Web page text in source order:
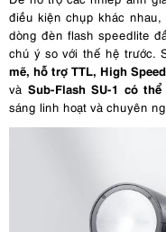
điều kiện chụp khác
dòng đèn flash speedlite
chú ý so với thế hệ trước.
mẽ, hỗ trợ TTL, High
và Sub-Flash SU-1 có
sáng linh hoạt và chuyên